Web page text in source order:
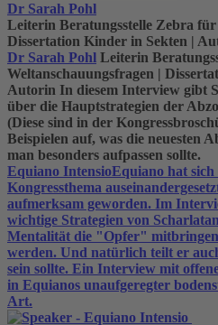
Dr Sarah Pohl
Leiterin Beratungsstelle Zebra
Dissertation Kinder in Sekten |
Dr Sarah Pohl Leiterin
Weltanschauungsfragen |
Autorin In diesem Interview gibt
über die Hauptstrategien der
(Diese sind in der
Beispielen auf, was die neuesten
man besonders aufpassen sollte.
Equiano IntensioEquiano hat
Kongressthema
aufmerksam geworden. Im
wichtige Strategien von
Mentalität die "Opfer"
werden. Und natürlich teilt er
sein sollte. Ein Interview mit
in Equianos unaufgeregter
Art.